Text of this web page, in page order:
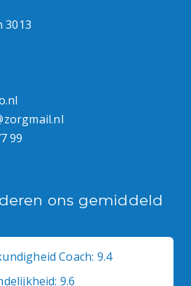
3013
99
ons gemiddeld
Coach: 9.4
9.6